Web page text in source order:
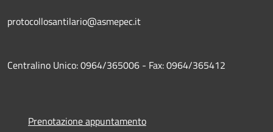
protocollosantilario@asmepec.it
Centralino Unico: 0964/365006 - Fax: 0964/365412
Prenotazione appuntamento